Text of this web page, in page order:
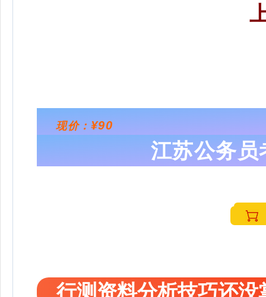
现价： ¥90
江苏公务员
行测资料分析技巧还